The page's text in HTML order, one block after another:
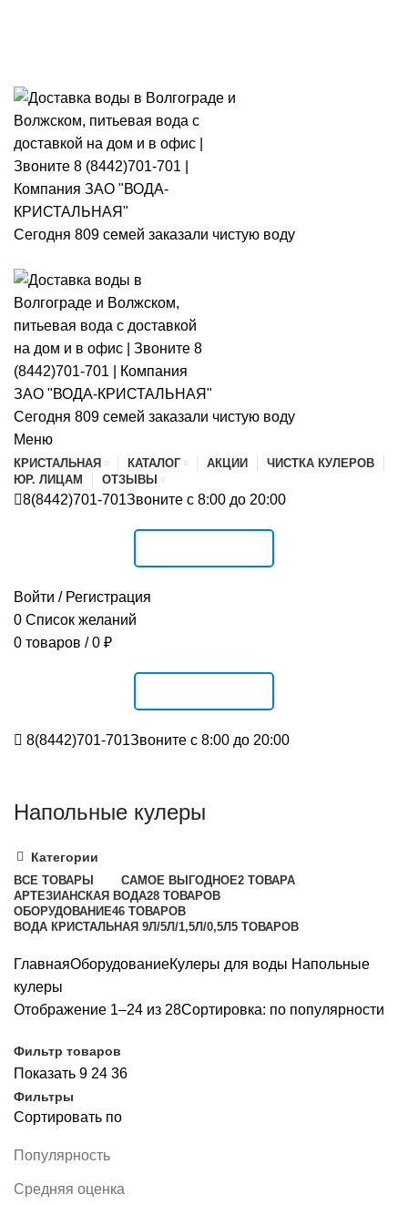
Сегодня 809 семей заказали чистую воду
Сегодня 809 семей заказали чистую воду
Меню
КРИСТАЛЬНАЯ КАТАЛОГ АКЦИИ
ЧИСТКА КУЛЕРОВ
ЮР. ЛИЦАМ
ОТЗЫВЫ
8(8442)701-701Звоните с 8:00 до 20:00
Войти / Регистрация
0 Список желаний
0 товаров / 0 ₽
8(8442)701-701Звоните с 8:00 до 20:00
Напольные кулеры
Категории
ВСЕ ТОВАРЫ САМОЕ ВЫГОДНОЕ2 ТОВАРА
АРТЕЗИАНСКАЯ ВОДА28 ТОВАРОВ
ОБОРУДОВАНИЕ46 ТОВАРОВ
ВОДА КРИСТАЛЬНАЯ 9Л/5Л/1,5Л/0,5Л5 ТОВАРОВ
ГлавнаяОборудованиеКулеры для воды Напольные
кулеры
Отображение 1–24 из 28Сортировка: по популярности
Фильтр товаров
Показать 9 24 36
Фильтры
Сортировать по
Популярность
Средняя оценка